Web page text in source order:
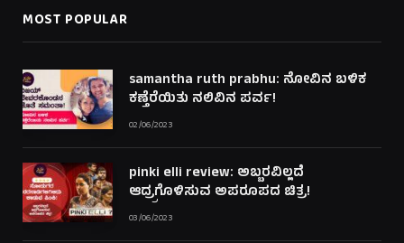
MOST POPULAR
samantha ruth prabhu: ನೋವಿನ ಬಳಿಕ
ಕಣ್ತೆರೆಯಿತು ನಲಿವಿನ ಪರ್ವ!
02/06/2023
pinki elli review: ಅಬ್ಬರವಿಲ್ಲದೆ
ಆದ್ರ್ರಗೊಳಿಸುವ ಅಪರೂಪದ ಚಿತ್ರ!
03/06/2023